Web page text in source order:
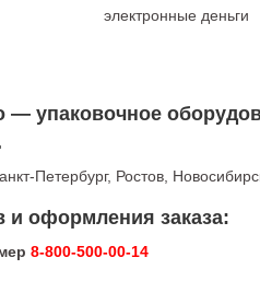
электронные деньги
— упаковочное
Петербург, Ростов,
и оформления заказа:
8-800-500-00-14